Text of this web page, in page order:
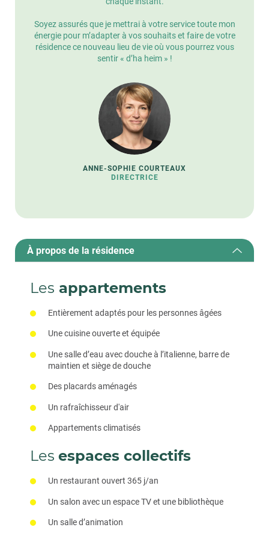
Soyez assurés que je mettrai à votre service toute mon
énergie pour m’adapter à vos souhaits et faire de votre
résidence ce nouveau lieu de vie où vous pourrez vous
sentir « d’ha heim » !
ANNE-SOPHIE COURTEAUX
DIRECTRICE
À propos de la résidence
Les appartements
Entièrement adaptés pour les personnes âgées
Une cuisine ouverte et équipée
Une salle d’eau avec douche à l’italienne, barre de
maintien et siège de douche
Des placards aménagés
Un rafraîchisseur d'air
Appartements climatisés
Les espaces collectifs
Un restaurant ouvert 365 j/an
Un salon avec un espace TV et une bibliothèque
Un salle d’animation